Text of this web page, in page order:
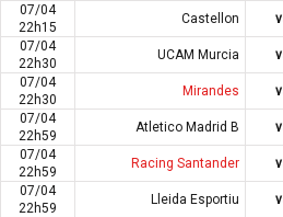
07/04
22h15
Castellon
07/04
22h30
UCAM Murcia
07/04
22h30
Mirandes
07/04
22h59
Atletico Madrid B
07/04
22h59
Racing Santander
07/04
22h59
Lleida Esportiu